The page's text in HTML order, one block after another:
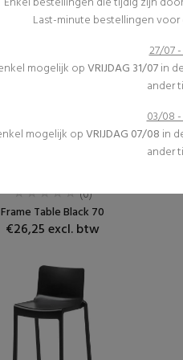
(0)
Frame Table Black 70
€26,25 excl. btw
Last-minute bestellingen
27/07
mogelijk opVRIJDAG 31/07in de
ander
03/08
mogelijk opVRIJDAG 07/08 in
ander